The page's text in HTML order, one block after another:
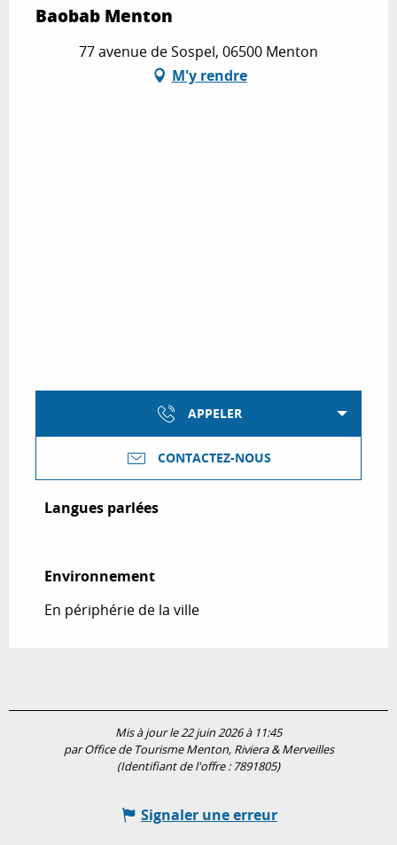
Baobab Menton
77 avenue de Sospel, 06500 Menton
M'y rendre
APPELER
CONTACTEZ-NOUS
Langues parlées
Langues parlées
Environnement
Environnement
En périphérie de la ville
Mis à jour le 22 juin 2026 à 11:45
par Office de Tourisme Menton, Riviera & Merveilles
(Identifiant de l'offre : 7891805)
Signaler une erreur